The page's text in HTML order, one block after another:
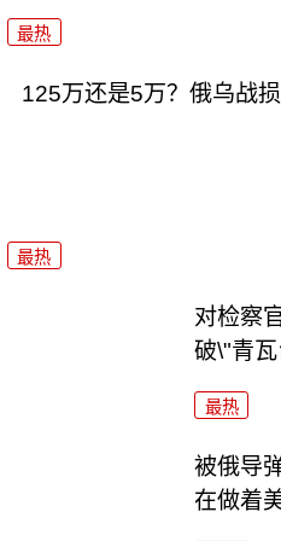
最热
125万还是5万？俄乌战
最热
对检察
破\"青
最热
被俄导
在做着